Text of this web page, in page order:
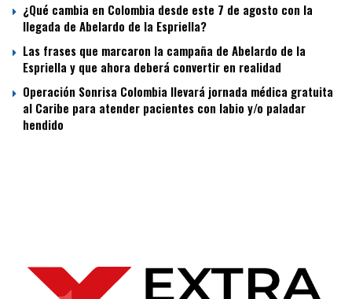
¿Qué cambia en Colombia desde este 7 de agosto con la
llegada de Abelardo de la Espriella?
Las frases que marcaron la campaña de Abelardo de la
Espriella y que ahora deberá convertir en realidad
Operación Sonrisa Colombia llevará jornada médica gratuita
al Caribe para atender pacientes con labio y/o paladar
hendido